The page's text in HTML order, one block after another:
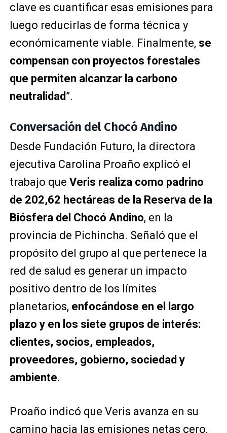
clave es cuantificar esas emisiones para
luego reducirlas de forma técnica y
económicamente viable. Finalmente, se
compensan con proyectos forestales
que permiten alcanzar la carbono
neutralidad ”.
Conversación del Chocó Andino
Desde Fundación Futuro, la directora
ejecutiva Carolina Proaño explicó el
trabajo que Veris realiza como padrino
de 202,62 hectáreas de la Reserva de la
Biósfera del Chocó Andino, en la
provincia de Pichincha. Señaló que el
propósito del grupo al que pertenece la
red de salud es generar un impacto
positivo dentro de los límites
planetarios, enfocándose en el largo
plazo y en los siete grupos de interés:
clientes, socios, empleados,
proveedores, gobierno, sociedad y
ambiente.
Proaño indicó que Veris avanza en su
camino hacia las emisiones netas cero,